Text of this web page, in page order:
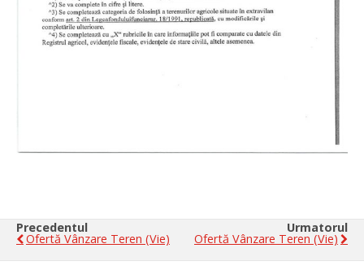
Precedentul
Ofertă Vânzare Teren (vie)
Urmatorul
Ofertă Vânzare Teren (vie)